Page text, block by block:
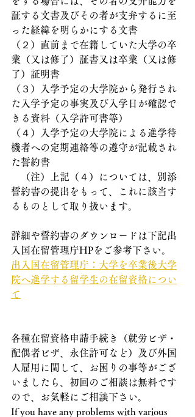
証する文書及びその者が支弁するに至
った経緯を明らかにする文書
（２）直前まで在籍していた大学の卒
業（又は修了）証書又は卒業（又は修
了）証明書
（３）入学予定の大学院から発行され
た入学予定の事実及び入学日が確認で
きる資料（入学許可書等）
（４）入学予定の大学院による進学待
機者への定期連絡等の遵守が記載され
た誓約書
誓約書の提出をもって、これに該当す
るものとして取り扱います。
詳細や誓約書のダウンロードは下記出
入国在留管理庁HPをご参考下さい。
出入国在留管理庁：大学を卒業後大学
院へ進学する留学生の在留資格につい
て
各種在留資格申請手続き（就労ビザ・
配偶者ビザ、永住許可など）及び外国
人雇用に関して、お困りの事等がござ
いましたら、初回のご相談は無料です
ので、お気軽にご相談下さい。
If you have any problems with various